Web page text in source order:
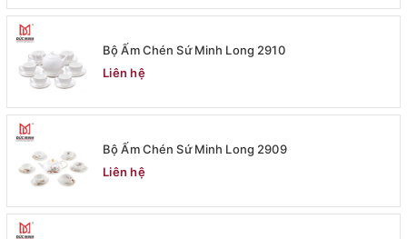
Bộ Ấm Chén Sứ Minh Long 2910
Liên hệ
Bộ Ấm Chén Sứ Minh Long 2909
Liên hệ